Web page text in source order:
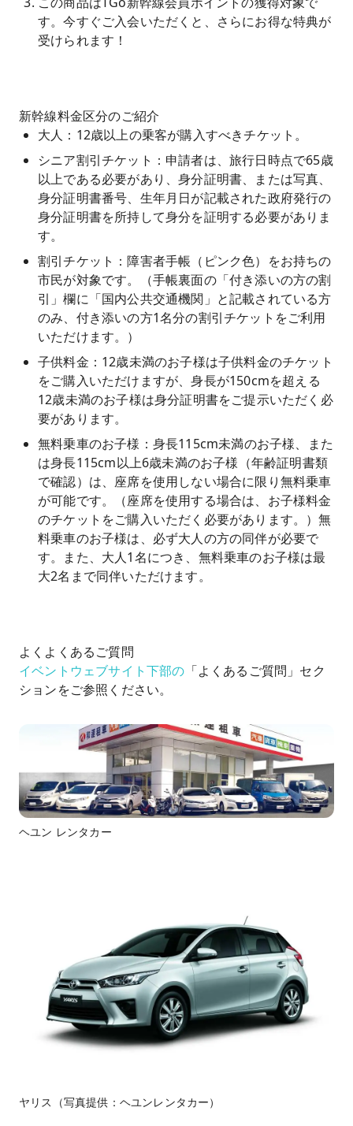
す。今すぐご入会いただくと、さらにお得な特典が
受けられます！
新幹線料金区分のご紹介
大人：12歳以上の乗客が購入すべきチケット。
シニア割引チケット：申請者は、旅行日時点で65歳
以上である必要があり、身分証明書、または写真、
身分証明書番号、生年月日が記載された政府発行の
身分証明書を所持して身分を証明する必要がありま
す。
割引チケット：障害者手帳（ピンク色）をお持ちの
市民が対象です。（手帳裏面の「付き添いの方の割
引」欄に「国内公共交通機関」と記載されている方
のみ、付き添いの方1名分の割引チケットをご利用
いただけます。）
子供料金：12歳未満のお子様は子供料金のチケット
をご購入いただけますが、身長が150cmを超える
12歳未満のお子様は身分証明書をご提示いただく必
要があります。
無料乗車のお子様：身長115cm未満のお子様、また
は身長115cm以上6歳未満のお子様（年齢証明書類
で確認）は、座席を使用しない場合に限り無料乗車
が可能です。（座席を使用する場合は、お子様料金
のチケットをご購入いただく必要があります。）無
料乗車のお子様は、必ず大人の方の同伴が必要で
す。また、大人1名につき、無料乗車のお子様は最
大2名まで同伴いただけます。
よくよくあるご質問
イベントウェブサイト下部の 「よくあるご質問」セク
ションをご参照ください。
ヘユン レンタカー
ヤリス（写真提供：ヘユンレンタカー）